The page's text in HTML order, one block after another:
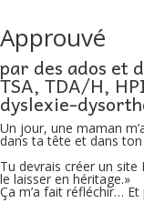
Approuvé
par des ados et
TSA, TDA/H,
dyslexie-
Un jour, une maman
dans ta tête et dans ton
Tu devrais créer un
le laisser en héritage.»
Ça m’a fait réfléchir… Et